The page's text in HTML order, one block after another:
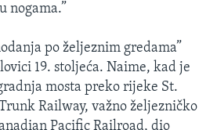
nogama.”
po željeznim gredama”
19. stoljeća. Naime, kad je
mosta preko rijeke St.
Railway, važno željezničko
Pacific Railroad, dio